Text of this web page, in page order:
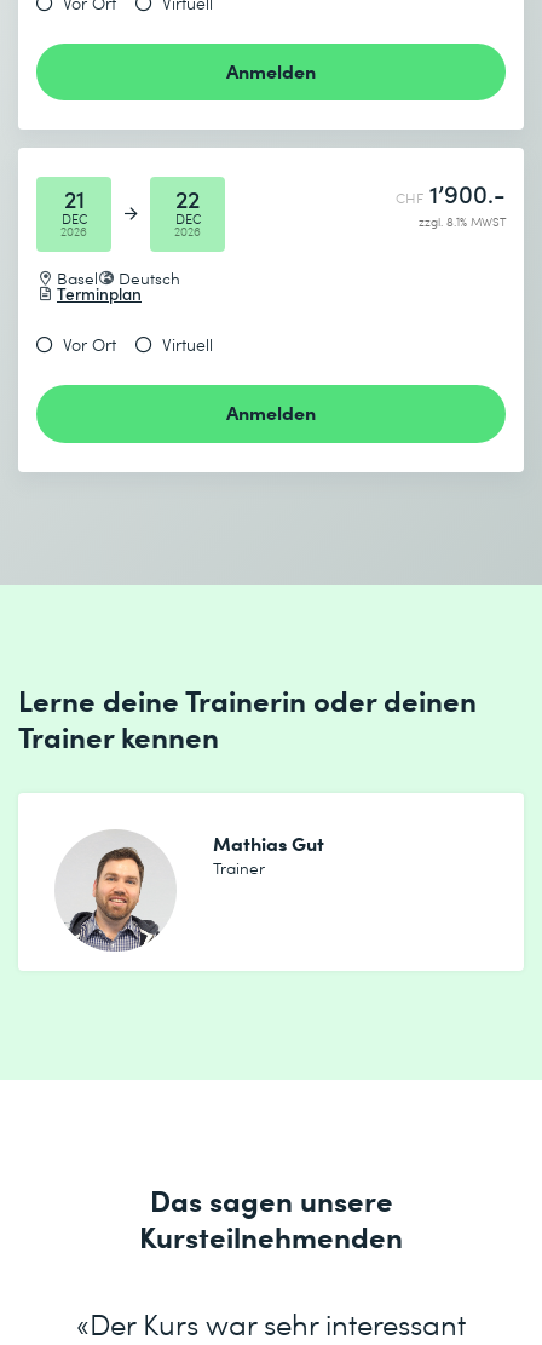
genommen.
Absenden
Anmelden
21
DEC
2026
22
DEC
2026
Basel Deutsch
Terminplan
CHF 1’900.-
zzgl. 8.1% MWST
Vor Ort Virtuell
Anmelden
Lerne deine Trainerin oder deinen
Trainer kennen
Mathias Gut
Trainer
Das sagen unsere
Kursteilnehmenden
«Der Kurs war sehr interessant